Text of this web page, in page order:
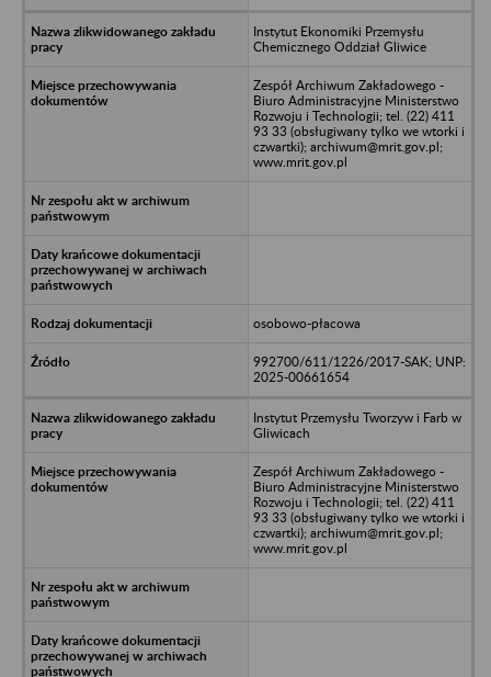
Instytut Ekonomiki Przemysłu
Chemicznego Oddział Gliwice
Zespół Archiwum Zakładowego -
Biuro Administracyjne Ministerstwo
Rozwoju i Technologii; tel. (22) 411
93 33 (obsługiwany tylko we wtorki i
czwartki); archiwum@mrit.gov.pl;
www.mrit.gov.pl
osobowo-płacowa
992700/611/1226/2017-SAK; UNP:
2025-00661654
Instytut Przemysłu Tworzyw i Farb w
Gliwicach
Zespół Archiwum Zakładowego -
Biuro Administracyjne Ministerstwo
Rozwoju i Technologii; tel. (22) 411
93 33 (obsługiwany tylko we wtorki i
czwartki); archiwum@mrit.gov.pl;
www.mrit.gov.pl